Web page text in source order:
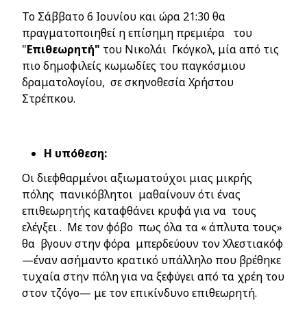
Το Σάββατο 6 Ιουνίου και ώρα 21:30θα
πραγματοποιηθεί η επίσημη πρεμιέρα του
"Επιθεωρητή" του Νικολάι Γκόγκολ, μία από τις
πιο δημοφιλείς κωμωδίες του παγκόσμιου
δραματολογίου, σε σκηνοθεσία Χρήστου
Στρέπκου.
Η υπόθεση:
Οι διεφθαρμένοι αξιωματούχοι μιας μικρής
πόλης πανικόβλητοι μαθαίνουν ότι ένας
επιθεωρητής καταφθάνει κρυφά για να τους
ελέγξει . Με τον φόβο πως όλα τα « άπλυτα τους»
θα βγουν στην φόρα μπερδεύουν τον Χλεστιακόφ
—έναν ασήμαντο κρατικό υπάλληλο που βρέθηκε
τυχαία στην πόλη για να ξεφύγει από τα χρέη του
στον τζόγο— με τον επικίνδυνο επιθεωρητή.